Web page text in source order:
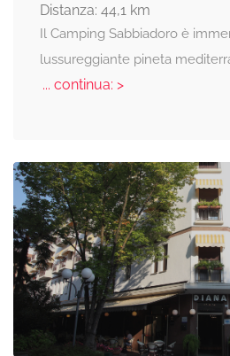
Distanza: 44,1 km
Il Camping Sabbiadoro è
lussureggiante pineta
... continua: >